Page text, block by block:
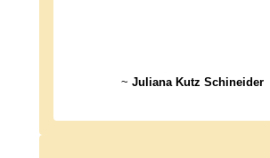
~ Juliana Kutz Schineider